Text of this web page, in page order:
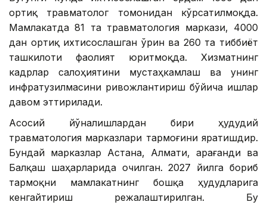
ортиқ травматолог томонидан кўрсатилмоқда.
Мамлакатда 81 та травматология маркази, 4000
дан ортиқ ихтисослашган ўрин ва 260 та тиббиёт
ташкилоти фаолият юритмоқда. Хизматнинг
кадрлар салоҳиятини мустаҳкамлаш ва унинг
инфратузилмасини ривожлантириш бўйича ишлар
давом эттирилади.
Асосий йўналишлардан бири ҳудудий
травматология марказлари тармоғини яратишдир.
Бундай марказлар Астана, Алмати, Қарағанди ва
Балқаш шаҳарларида очилган. 2027 йилга бориб
тармоқни мамлакатнинг бошқа ҳудудларига
кенгайтириш режалаштирилган. Бу